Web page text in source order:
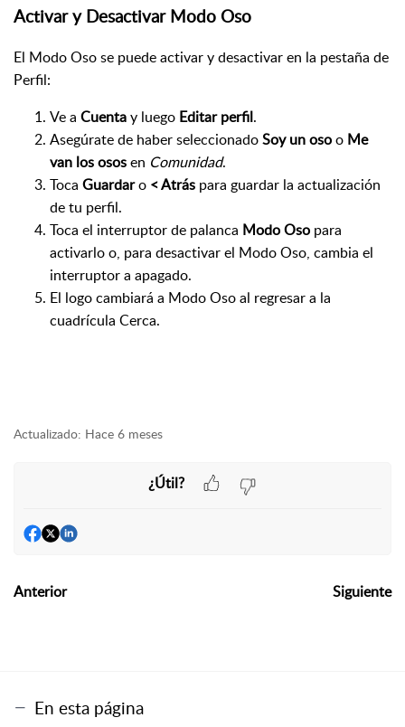
Activar y Desactivar Modo Oso
El Modo Oso se puede activar y desactivar en la pestaña de
Perfil:
Ve a Cuentay luego Editar perfil.
Asegúrate de haber seleccionadoSoy un osoo Me
van los ososen Comunidad.
Toca Guardaro < Atrás para guardar la actualización
de tu perfil.
Toca el interruptor de palanca Modo Oso para
activarlo o, para desactivar el Modo Oso, cambia el
interruptor a apagado.
El logo cambiará a Modo Oso al regresar a la
cuadrícula Cerca.
Actualizado: Hace 6 meses
¿Útil?
Anterior Siguiente
En esta página